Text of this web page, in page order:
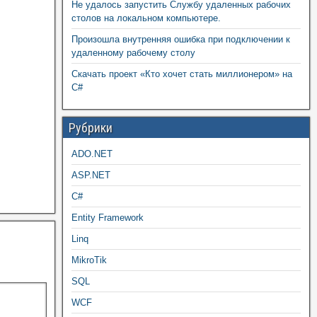
Не удалось запустить Службу удаленных рабочих
столов на локальном компьютере.
Произошла внутренняя ошибка при подключении к
удаленному рабочему столу
Скачать проект «Кто хочет стать миллионером» на
C#
Рубрики
ADO.NET
ASP.NET
C#
Entity Framework
Linq
MikroTik
SQL
WCF